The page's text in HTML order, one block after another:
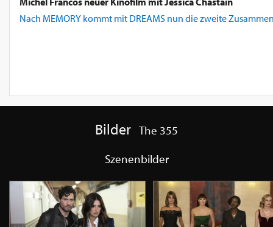
Nach MEMORY kommt mit DREAMS nun die zweite
Bilder The 355
Szenenbilder